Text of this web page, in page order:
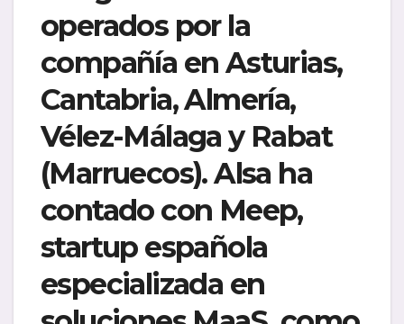
operados por la
compañía en Asturias,
Cantabria, Almería,
Vélez-Málaga y Rabat
(Marruecos).Alsa ha
contado con Meep,
startup española
especializada en